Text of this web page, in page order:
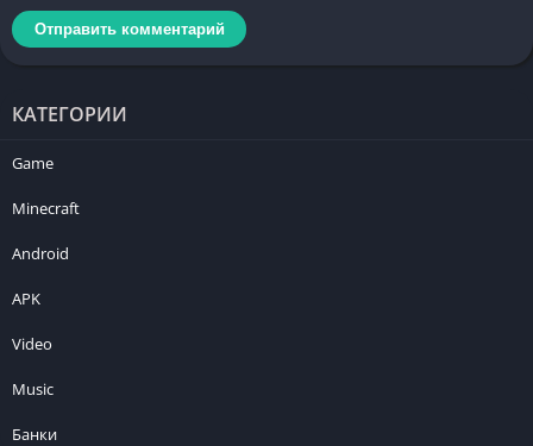
КАТЕГОРИИ
Game
Minecraft
Android
APK
Video
Music
Банки